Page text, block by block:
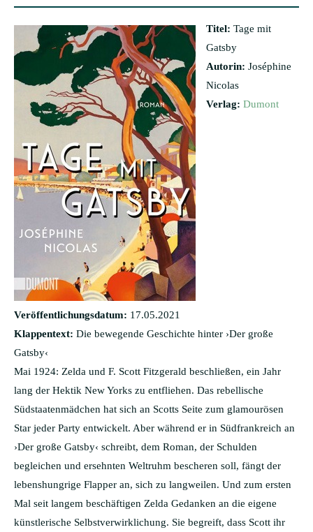
Titel: Tage mit
Gatsby
Autorin: Joséphine
Nicolas
Verlag: Dumont
Veröffentlichungsdatum: 17.05.2021
Klappentext: Die bewegende Geschichte hinter ›Der große
Gatsby‹
Mai 1924: Zelda und F. Scott Fitzgerald beschließen, ein Jahr
lang der Hektik New Yorks zu entfliehen. Das rebellische
Südstaatenmädchen hat sich an Scotts Seite zum glamourösen
Star jeder Party entwickelt. Aber während er in Südfrankreich an
›Der große Gatsby‹ schreibt, dem Roman, der Schulden
begleichen und ersehnten Weltruhm bescheren soll, fängt der
lebenshungrige Flapper an, sich zu langweilen. Und zum ersten
Mal seit langem beschäftigen Zelda Gedanken an die eigene
künstlerische Selbstverwirklichung. Sie begreift, dass Scott ihr